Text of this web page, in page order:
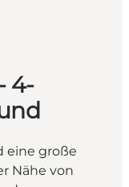
4-
eine große
Nähe von